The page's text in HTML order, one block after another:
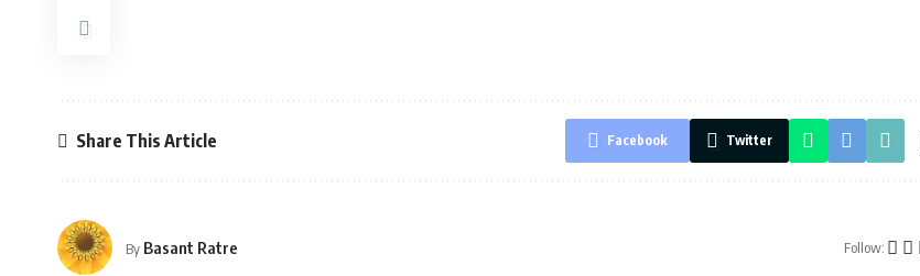
Share This Article Facebook Twitter
By Basant Ratre Follow: